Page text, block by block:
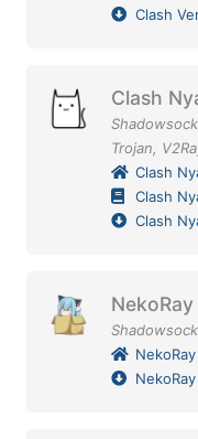
Clash
Clash
Trojan,
Clash
Clash
Clash
NekoRay